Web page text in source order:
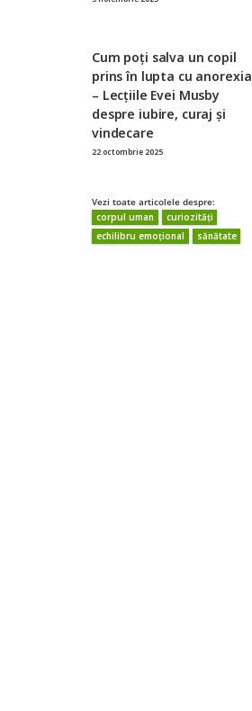
Cum poți salva un copil
prins în lupta cu anorexia
– Lecțiile Evei Musby
despre iubire, curaj și
vindecare
22 octombrie 2025
Vezi toate articolele despre:
corpul uman
curiozități
echilibru emoțional
sănătate